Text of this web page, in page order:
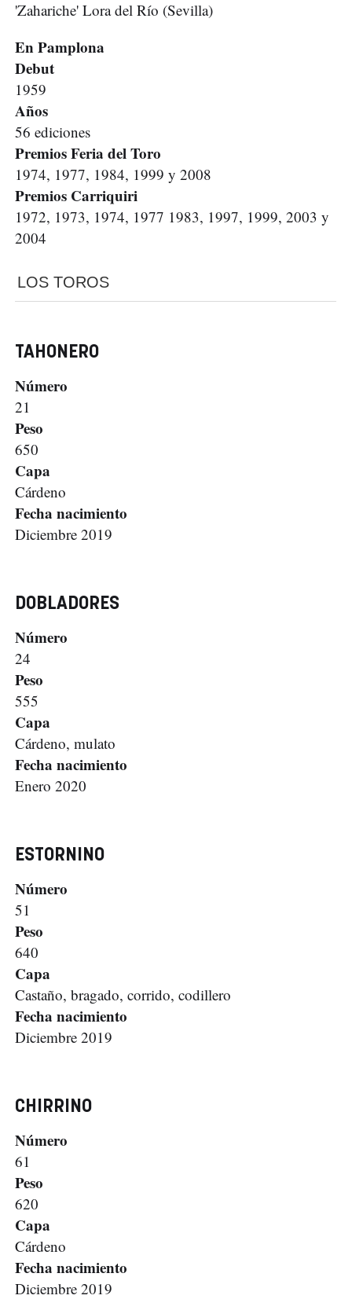
'Zahariche' Lora del Río (Sevilla)
En Pamplona
Debut
1959
Años
56 ediciones
Premios Feria del Toro
1974, 1977, 1984, 1999 y 2008
Premios Carriquiri
1972, 1973, 1974, 1977 1983, 1997, 1999, 2003 y
2004
LOS TOROS
TAHONERO
Número
21
Peso
650
Capa
Cárdeno
Fecha nacimiento
Diciembre 2019
DOBLADORES
Número
24
Peso
555
Capa
Cárdeno, mulato
Fecha nacimiento
Enero 2020
ESTORNINO
Número
51
Peso
640
Capa
Castaño, bragado, corrido, codillero
Fecha nacimiento
Diciembre 2019
CHIRRINO
Número
61
Peso
620
Capa
Cárdeno
Fecha nacimiento
Diciembre 2019